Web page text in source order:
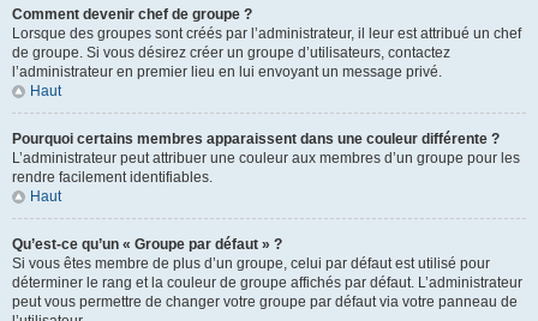
Comment devenir chef de groupe ?
Lorsque des groupes sont créés par l’administrateur, il leur est attribué un chef
de groupe. Si vous désirez créer un groupe d’utilisateurs, contactez
l’administrateur en premier lieu en lui envoyant un message privé.
Haut
Pourquoi certains membres apparaissent dans une couleur différente ?
L’administrateur peut attribuer une couleur aux membres d’un groupe pour les
rendre facilement identifiables.
Haut
Qu’est-ce qu’un « Groupe par défaut » ?
Si vous êtes membre de plus d’un groupe, celui par défaut est utilisé pour
déterminer le rang et la couleur de groupe affichés par défaut. L’administrateur
peut vous permettre de changer votre groupe par défaut via votre panneau de